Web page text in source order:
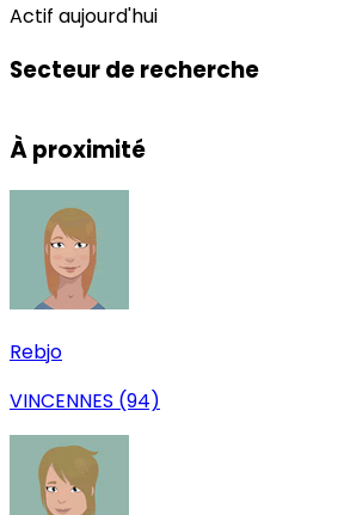
Actif aujourd'hui
Secteur de recherche
+
À proximité
Rebjo
VINCENNES (94)